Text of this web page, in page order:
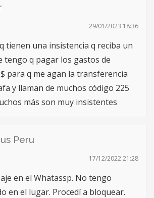
29/01/2023 18:36
tienen una insistencia q reciba un
tengo q pagar los gastos de
para q me agan la transferencia
y llaman de muchos código 225
más son muy insistentes
Peru
17/12/2022 21:28
en el Whatassp. No tengo
en el lugar. Procedí a bloquear.